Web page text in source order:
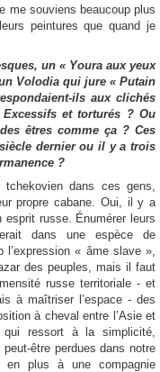
me souviens beaucoup plus
peintures que quand je
un « Youra aux yeux
Volodia qui jure « Putain
ils aux clichés
et torturés ? Ou
êtres comme ça ? Ces
dernier ou il y a trois
?
dans ces gens,
propre cabane. Oui, il y a
esprit russe. Énumérer leurs
dans une espèce de
l’expression « âme slave »,
des peuples, mais il faut
russe territoriale - et
à maîtriser l’espace - des
à cheval entre l’Asie et
ressort à la simplicité,
être perdues dans notre
en plus à une compagnie